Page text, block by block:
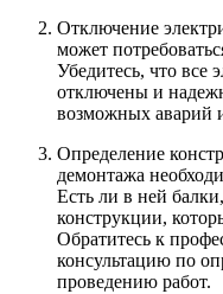
Отключение
может
Убедитесь, что все
отключены и
возможных аварий
Определение
демонтажа
Есть ли в ней
конструкции,
Обратитесь к
консультацию по
проведению работ.